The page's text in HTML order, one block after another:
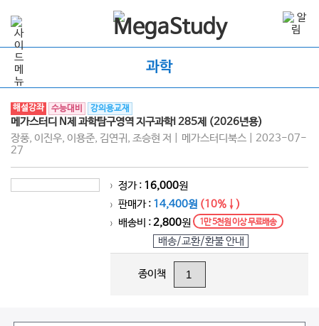
과학
해설강좌 수능대비 강의용교재
메가스터디 N제 과학탐구영역 지구과학I 285제 (2026년용)
장풍, 이진우, 이용준, 김연귀, 조승현 저 | 메가스터디북스 | 2023-07-
27
> 정가 : 16,000원
> 판매가 : 14,400원 (10%↓)
> 배송비 :2,800원 1만 5천원 이상 무료배송
배송/교환/환불 안내
종이책